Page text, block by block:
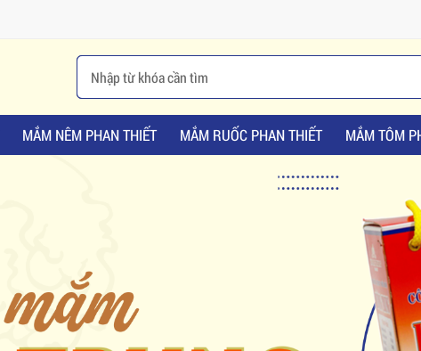
MẮM NÊM PHAN THIẾT MẮM RUỐC PHAN THIẾT MẮM TÔM